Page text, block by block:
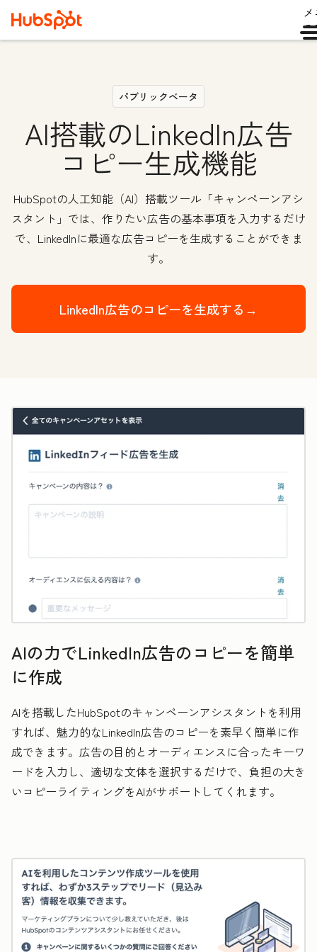
パブリックベータ
AI搭載のLinkedIn広告
コピー生成機能
HubSpotの人工知能（AI）搭載ツール「キャンペーンアシ
スタント」では、作りたい広告の基本事項を入力するだけ
で、LinkedInに最適な広告コピーを生成することができま
す。
LinkedIn広告のコピーを生成する→
AIの力でLinkedIn広告のコピーを簡単
に作成
AIを搭載したHubSpotのキャンペーンアシスタントを利用
すれば、魅力的なLinkedIn広告のコピーを素早く簡単に作
成できます。広告の目的とオーディエンスに合ったキーワ
ードを入力し、適切な文体を選択するだけで、負担の大き
いコピーライティングをAIがサポートしてくれます。